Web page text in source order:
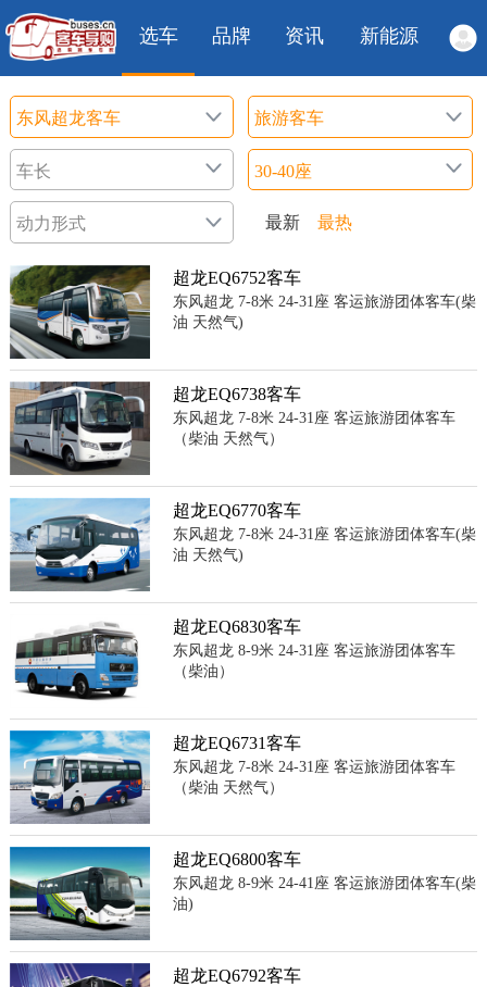
选车 品牌 资讯 新能源
最新 最热
超龙EQ6752客车
东风超龙 7-8米 24-31座 客运旅游团体客车(柴
油 天然气)
超龙EQ6738客车
东风超龙 7-8米 24-31座 客运旅游团体客车
（柴油 天然气）
超龙EQ6770客车
东风超龙 7-8米 24-31座 客运旅游团体客车(柴
油 天然气)
超龙EQ6830客车
东风超龙 8-9米 24-31座 客运旅游团体客车
（柴油）
超龙EQ6731客车
东风超龙 7-8米 24-31座 客运旅游团体客车
（柴油 天然气）
超龙EQ6800客车
东风超龙 8-9米 24-41座 客运旅游团体客车(柴
油)
超龙EQ6792客车